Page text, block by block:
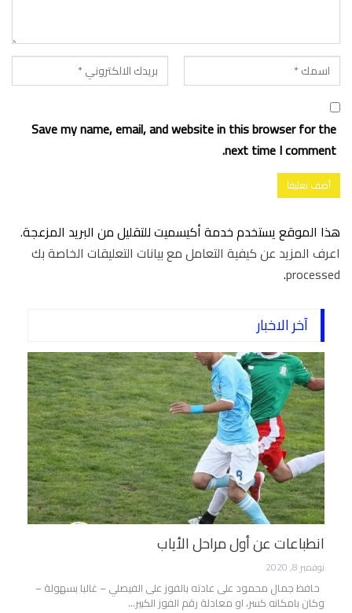
Save my name, email, and website in this browser for the
next time I comment.
هذا الموقع يستخدم خدمة أكيسميت للتقليل من البريد المزعجة.
اعرف المزيد عن كيفية التعامل مع بيانات التعليقات الخاصة بك
processed
.
آخر الاخبار
انطباعات عن أول مراحل الأياب
نوفمبر 8, 2020
حافظ جمال محمود على عادته بالفوز على الفيصلي – غالبا بسهولة –
وكان بامكانه كسر، او معادلة رقم الفوز الكبير…